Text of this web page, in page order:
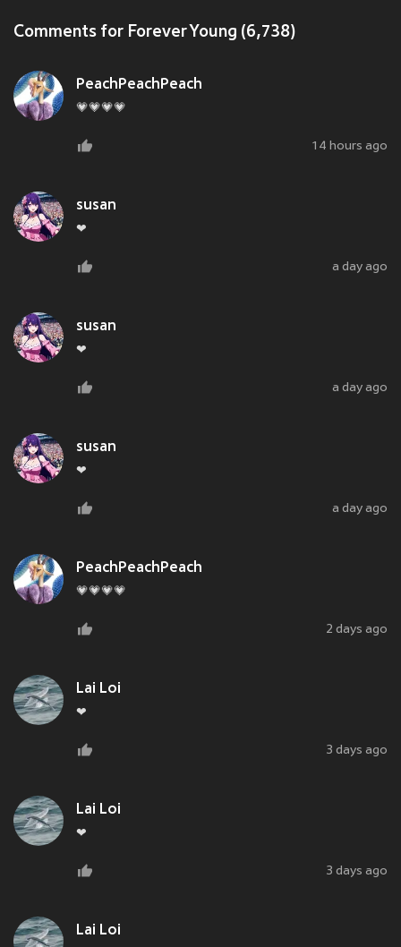
Comments for Forever Young (6,738)
PeachPeachPeach
💗💗💗💗
14 hours ago
susan
❤
a day ago
susan
❤
a day ago
susan
❤
a day ago
PeachPeachPeach
💗💗💗💗
2 days ago
Lai Loi
❤
3 days ago
Lai Loi
❤
3 days ago
Lai Loi